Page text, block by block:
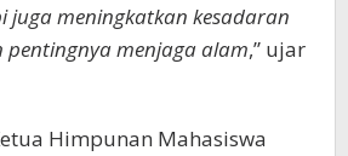
juga meningkatkan kesadaran
menjaga alam,” ujar
Himpunan Mahasiswa